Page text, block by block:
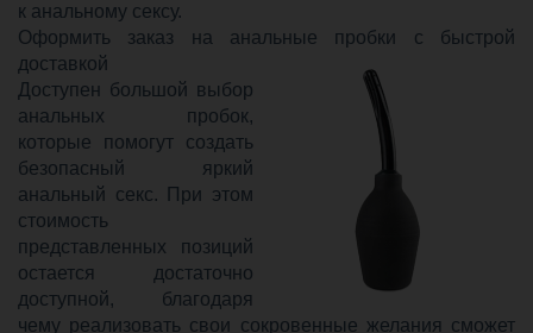
к анальному сексу.
Оформить заказ на анальные пробки с быстрой
доставкой
Доступен большой выбор
анальных пробок,
которые помогут создать
безопасный яркий
анальный секс. При этом
стоимость
представленных позиций
остается достаточно
доступной, благодаря
чему реализовать свои сокровенные желания сможет